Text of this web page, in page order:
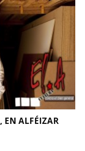
EN ALFÉIZAR